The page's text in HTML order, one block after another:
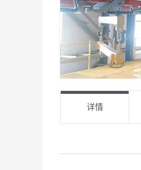
详情